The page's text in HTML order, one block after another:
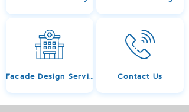
Facade Design Service Contact Us